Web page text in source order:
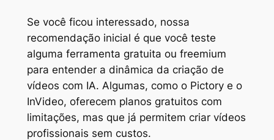
Se você ficou interessado, nossa
recomendação inicial é que você teste
alguma ferramenta gratuita ou freemium
para entender a dinâmica da criação de
vídeos com IA. Algumas, como o Pictory e o
InVideo, oferecem planos gratuitos com
limitações, mas que já permitem criar vídeos
profissionais sem custos.